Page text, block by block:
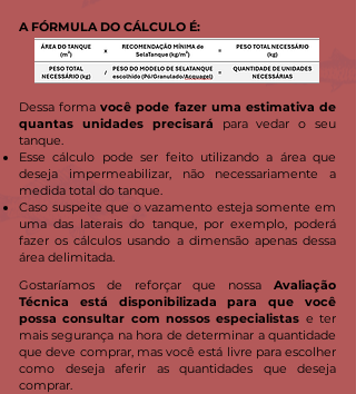
A FÓRMULA DO CÁLCULO É:
Dessa formavocê pode fazer uma estimativa de
quantas unidades precisará para vedar o seu
tanque.
Esse cálculo pode ser feito utilizando a área que
deseja impermeabilizar, não necessariamente a
medida total do tanque.
Caso suspeite que o vazamento esteja somente em
uma das laterais do tanque, por exemplo, poderá
fazer os cálculos usando a dimensão apenas dessa
área delimitada.
Gostaríamos de reforçar que nossa Avaliação
Técnica está disponibilizada para que você
possa consultar com nossos especialistas e ter
mais segurança na hora de determinar a quantidade
que deve comprar, mas você está livre para escolher
como deseja aferir as quantidades que deseja
comprar.